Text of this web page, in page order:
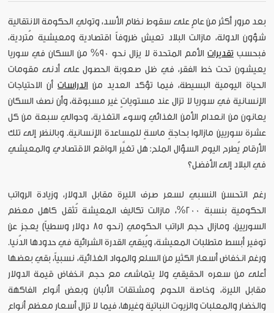
بعد مرور أكثر من عامٍ على سقوط نظام الأسد، وتولي الحكومة الانتقالية
شؤون الدولة، مازالت البلاد تعيش ظروفاً اقتصادية ومعيشية مُتردية،
فبحسب تقديرات
الأمم المتحدة لا يزال نحو 90% من السكان في سوريا
يعيشون تحت خط الفقر، في ظل صعوبة الحصول على أدنى مقومات
الحياة اليومية البسيطة، فيما تؤكد العديد من الدراسات أن الاحتياجات
الإنسانية في سوريا لا تزال عند مستوياتٍ غير مسبوقة، وأن نصف السكان
يعانون من انعدام الأمن الغذائي وسوء التغذية، وحوالي سبعة من كل
عشرة سوريين مازالوا بحاجةٍ ماسةٍ للمساعدة الإنسانية. وبالنظر إلى تلك
الأرقام يُطرح اليوم السؤال الملح: هل تغيَّر الواقع الاقتصادي والمعيشي
في البلاد إلى الأفضل؟
رغم التحسن النسبي لسعر صرف الليرة مقابل الدولار، وزيادة الرواتب
الحكومية بنسبة 200%، مازالت تكاليف المعيشة تُثقل كاهل معظم
السوريين، ومازال حجم الراتب الحكومي (نحو 85 دولار وسطياً) يعجز عن
توفير أبسط متطلبات المعيشة، ويُبقي القدرة الشرائية في حدودها الدُنيا.
ورغم انخفاض أسعار الكثير من السلع والمواد الغذائية، نسبياً، بقي بعضها
أعلى من سعره الحقيقي ولا يتماشى مع حجم انخفاض قيمة الدولار
مقابل الليرة، وخاصة اللحوم ومشتقات الألبان وبعض أنواع الفاكهة
والخضار والمعلبات والزيوت النباتية وغيرها، فيما لا تزال أسعار معظم أنواع